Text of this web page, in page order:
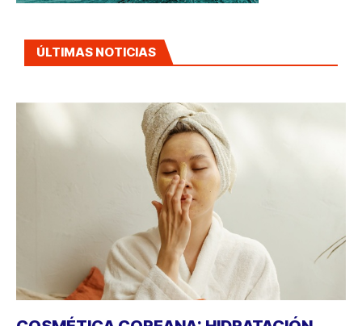
ÚLTIMAS NOTICIAS